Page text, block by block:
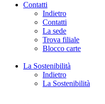
Contatti
Indietro
Contatti
La sede
Trova filiale
Blocco carte
La Sostenibilità
Indietro
La Sostenibilità